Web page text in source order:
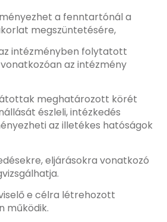
a fenntartónál a
megszüntetésére,
intézményben folytatott
az intézmény
meghatározott körét
észleli, intézkedés
az illetékes hatóságok
eljárásokra vonatkozó
e célra létrehozott
működik.